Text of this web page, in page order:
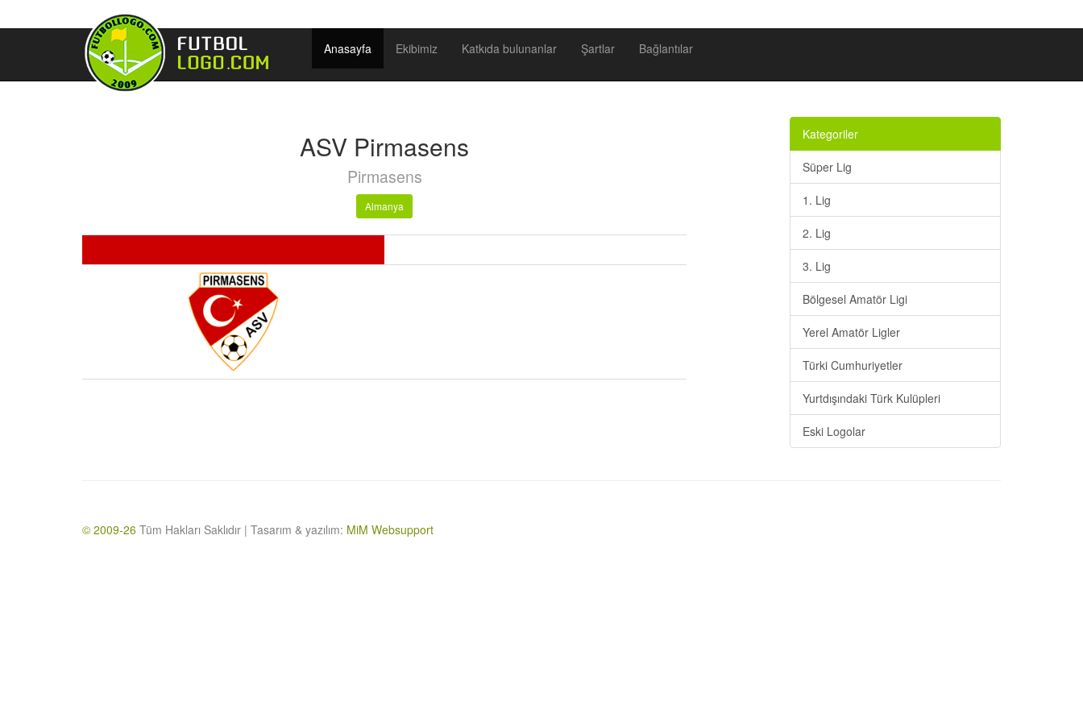
Anasayfa Ekibimiz Katkıda bulunanlar Şartlar Bağlantılar
ASV Pirmasens
Pirmasens
Almanya
Kategoriler
Süper Lig
1. Lig
2. Lig
3. Lig
Bölgesel Amatör Ligi
Yerel Amatör Ligler
Türki Cumhuriyetler
Yurtdışındaki Türk Kulüpleri
Eski Logolar
© 2009-26 Tüm Hakları Saklıdır | Tasarım & yazılım: MiM Websupport